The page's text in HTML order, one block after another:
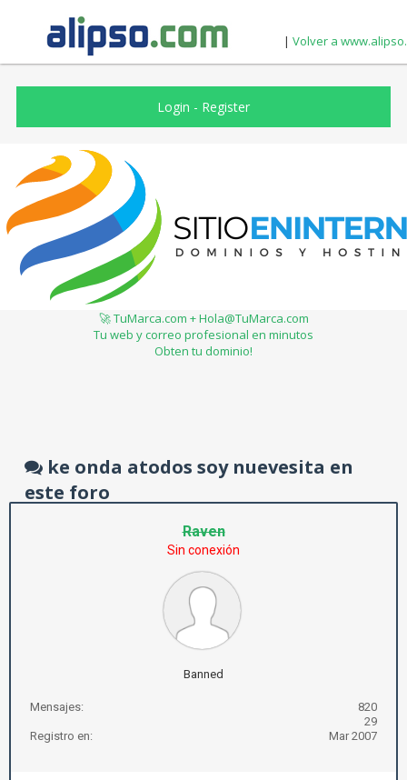
| Volver a
Login - Register
🚀 TuMarca.com + Hola@TuMarca.com
Tu web y correo profesional en minutos
Obten tu dominio!
ke onda atodos soy nuevesita en
este foro
Raven
Sin conexión
Banned
Mensajes:
820
29
Registro en:
Mar 2007